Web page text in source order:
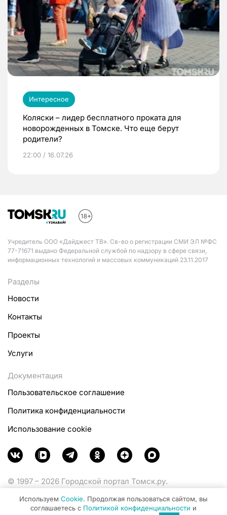
Интересное
Коляски – лидер бесплатного проката для
новорожденных в Томске. Что еще берут
родители?
22:00 / 16.07.26
Учредитель ООО «Дайджест ТВ». Св-во о регистрации СМИ ЭЛ №ФС
77-71671 выдано Федеральной службой по надзору в сфере связи,
информационных технологий и массовых коммуникаций 23.11.2017
Разделы
Новости
Контакты
Проекты
Услуги
Документация
Пользовательское соглашение
Политика конфиденциальности
Использование cookie
© 1997 – 2026 Городской портал Томск.ру.
Министерства цифрового развития, связи и массовых
Используем Cookie. Продолжая пользоваться сайтом, вы
соглашаетесь с Политикой конфиденциальности и